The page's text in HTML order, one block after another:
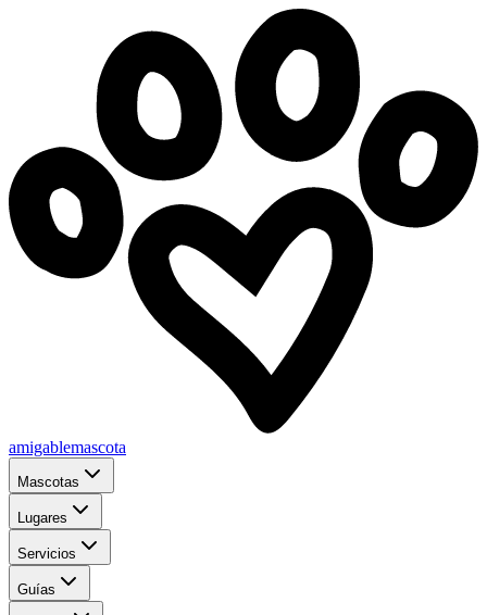
amigablemascota
Mascotas
Lugares
Servicios
Guías